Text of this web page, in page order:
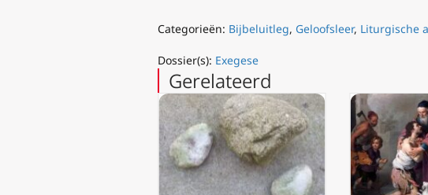
Categorieën: Bijbeluitleg, Geloofsleer, Liturgische
Dossier(s): Exegese
Gerelateerd